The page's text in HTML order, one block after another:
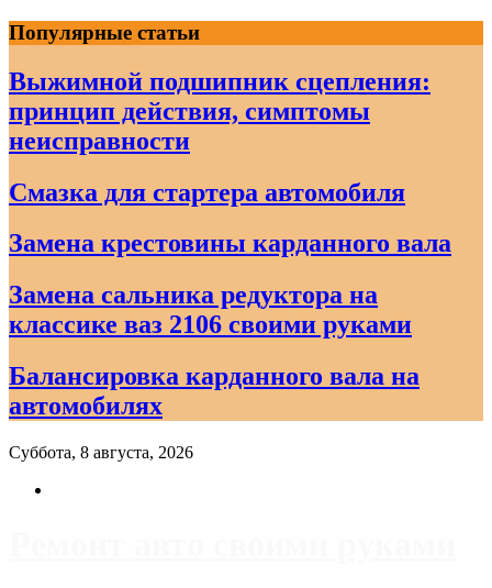
Skip
to
content
Популярные статьи
Выжимной подшипник сцепления:
принцип действия, симптомы
неисправности
Смазка для стартера автомобиля
Замена крестовины карданного вала
Замена сальника редуктора на
классике ваз 2106 своими руками
Балансировка карданного вала на
автомобилях
Суббота, 8 августа, 2026